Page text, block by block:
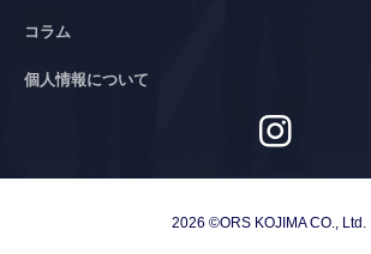
コラム
個人情報について
2026 ©ORS KOJIMA CO., Ltd.